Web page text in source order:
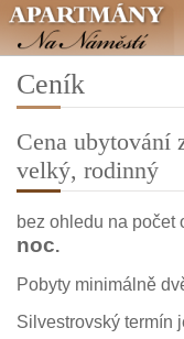
Ceník
Cena
velký, rodinný
bez ohledu na počet
noc.
Pobyty minimálně
Silvestrovský termín